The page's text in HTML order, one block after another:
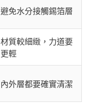
避免水分接觸錫箔層
材質較細緻，力道要
更輕
內外層都要確實清潔